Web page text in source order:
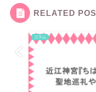
RELATED
コラム